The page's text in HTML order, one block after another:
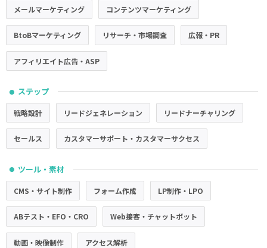
メールマーケティング コンテンツマーケティング
BtoBマーケティング リサーチ・市場調査 広報・PR
アフィリエイト広告・ASP
● ステップ
戦略設計 リードジェネレーション リードナーチャリング
セールス カスタマーサポート・カスタマーサクセス
● ツール・素材
CMS・サイト制作 フォーム作成 LP制作・LPO
ABテスト・EFO・CRO Web接客・チャットボット
動画・映像制作 アクセス解析